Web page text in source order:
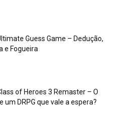
Guess Game – Dedução,
e Fogueira
of Heroes 3 Remaster – O
um DRPG que vale a espera?